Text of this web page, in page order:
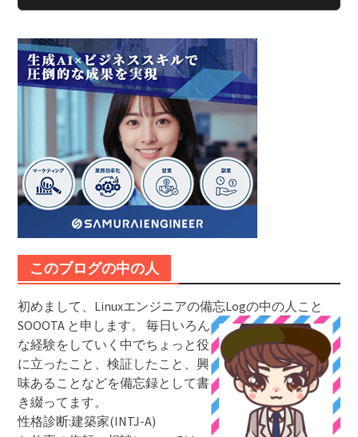
このブログの中の人
初めまして、Linuxエンジニアの備忘Logの中の人こと
SOOOTA と申します。 毎日いろん
な経験をしていく中でちょっと役
に立ったこと、検証したこと、興
味あることなどを備忘録として書
き綴ってます。
性格診断:建築家(INTJ-A)